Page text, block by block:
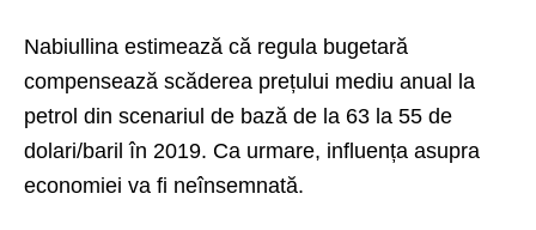
Nabiullina estimează că regula bugetară
compensează scăderea prețului mediu anual la
petrol din scenariul de bază de la 63 la 55 de
dolari/baril în 2019. Ca urmare, influența asupra
economiei va fi neînsemnată.